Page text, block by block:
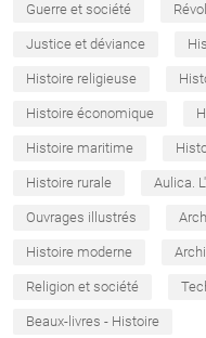
Guerre et société
Justice et déviance
Histoire religieuse
Histoire économique
Histoire maritime
Histoire rurale Aulica.
Ouvrages illustrés
Histoire moderne
Religion et société
Beaux-livres - Histoire